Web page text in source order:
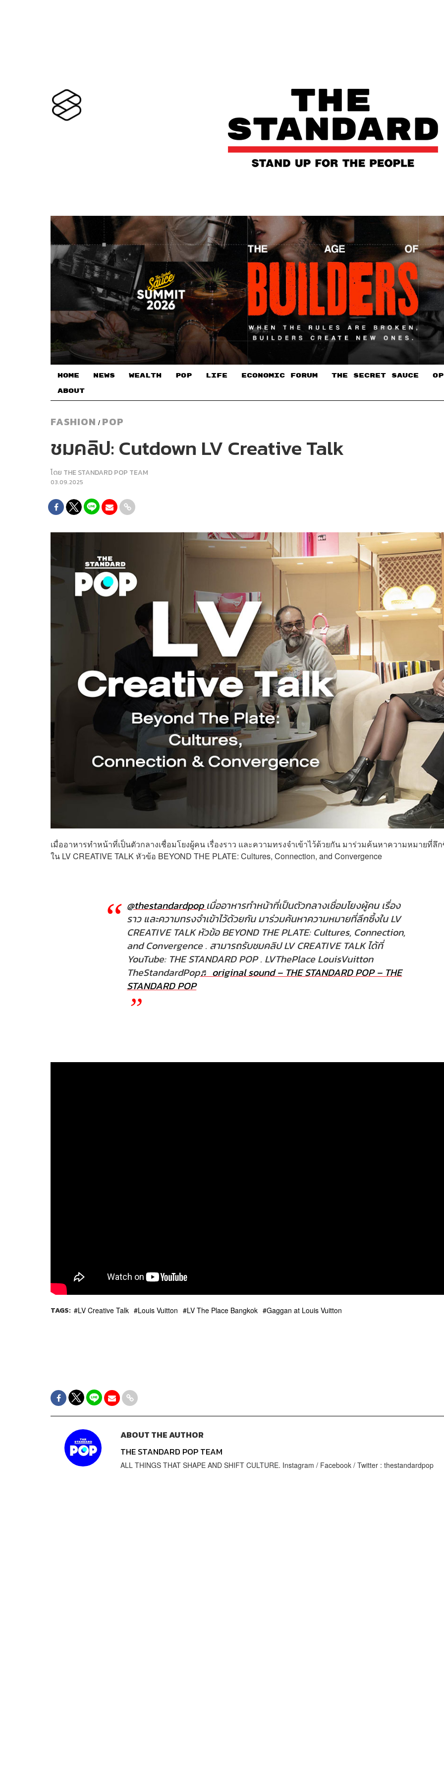
HOME NEWS WEALTH POP LIFE ECONOMIC FORUM THE SECRET SAUCE​
ABOUT
FASHION / POP
ชมคลิป: Cutdown LV Creative Talk
โดย THE STANDARD POP TEAM
03.09.2025
เมื่ออาหารทำหน้าที่เป็นตัวกลางเชื่อมโยงผู้คน เรื่องราว และความทรงจำเข้าไว้ด้วยกัน มาร่วมค้นหาความหมายที่ลึ
ใน LV CREATIVE TALK หัวข้อ BEYOND THE PLATE: Cultures, Connection, and Convergence
@thestandardpopเมื่ออาหารทำหน้าที่เป็นตัวกลางเชื่อมโยงผู้คน เรื่อง
ราว และความทรงจำเข้าไว้ด้วยกัน มาร่วมค้นหาความหมายที่ลึกซึ้งใน LV
CREATIVE TALK หัวข้อ BEYOND THE PLATE: Cultures, Connection,
and Convergence . สามารถรับชมคลิป LV CREATIVE TALK ได้ที่
YouTube: THE STANDARD POP . LVThePlace LouisVuitton
TheStandardPop♬ original sound – THE STANDARD POP – THE
STANDARD POP
TAGS: LV Creative Talk Louis Vuitton LV The Place Bangkok Gaggan at Louis Vuitton
ABOUT THE AUTHOR
THE STANDARD POP TEAM
ALL THINGS THAT SHAPE AND SHIFT CULTURE. Instagram / Facebook / Twitter : thestandardpop